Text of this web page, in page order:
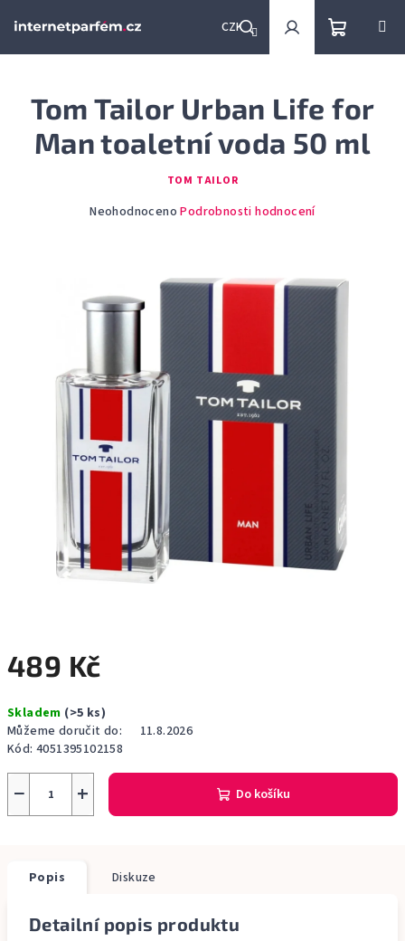
CZK
Hledat PřihlášeníNákupní
košík
489 Kč
cena:
Skladem (>5 ks)
Můžeme doručit do:
11.8.2026
Kód: 4051395102158
+
− Do košíku
Tom Tailor Urban Life for
Man toaletní voda 50 ml
TOM TAILOR
Průměrné
z
Neohodnoceno Podrobnosti hodnocení
Popis Diskuze
Detailní popis produktu